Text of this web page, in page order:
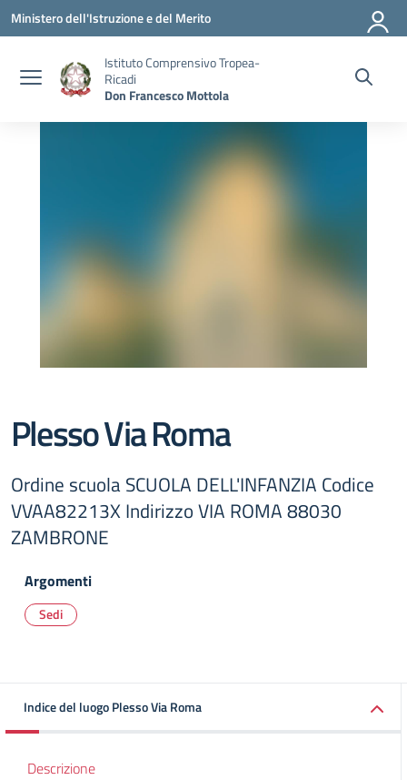
Vai ai contenuti
Vai al menu di navigazione
Vai al footer
Ministero dell'Istruzione e del Merito
Istituto Comprensivo Tropea-
Ricadi
Don Francesco Mottola
Plesso Via Roma
Ordine scuola SCUOLA DELL'INFANZIA Codice
VVAA82213X Indirizzo VIA ROMA 88030
ZAMBRONE
Argomenti
Sedi
Indice del luogo Plesso Via Roma
Descrizione